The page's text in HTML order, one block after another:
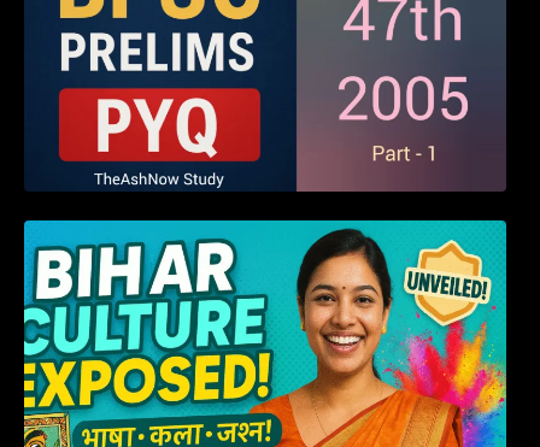
हम बिहारवासी: भाषाओं व संस्कृतियों की धरोहर “हमारा
बिहार”